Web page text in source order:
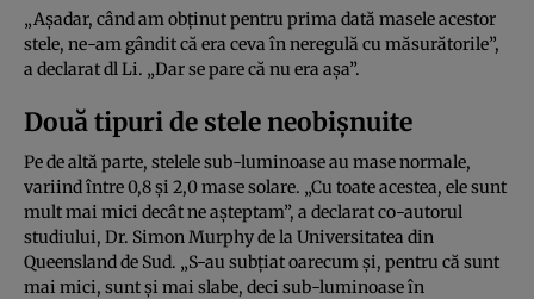
„Așadar, când am obținut pentru prima dată masele acestor
stele, ne-am gândit că era ceva în neregulă cu măsurătorile”,
a declarat dl Li. „Dar se pare că nu era așa”.
Două tipuri de stele neobișnuite
Pe de altă parte, stelele sub-luminoase au mase normale,
variind între 0,8 și 2,0 mase solare. „Cu toate acestea, ele sunt
mult mai mici decât ne așteptam”, a declarat co-autorul
studiului, Dr. Simon Murphy de la Universitatea din
Queensland de Sud. „S-au subțiat oarecum și, pentru că sunt
mai mici, sunt și mai slabe, deci sub-luminoase în